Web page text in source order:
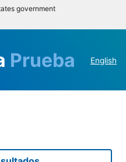
government
Prueba English